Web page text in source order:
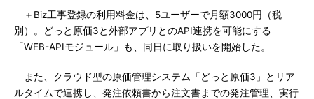
＋Biz工事登録の利用料金は、5ユーザーで月額3000円（税
別）。どっと原価3と外部アプリとのAPI連携を可能にする
「WEB-APIモジュール」も、同日に取り扱いを開始した。
また、クラウド型の原価管理システム「どっと原価3」とリア
ルタイムで連携し、発注依頼書から注文書までの発注管理、実行